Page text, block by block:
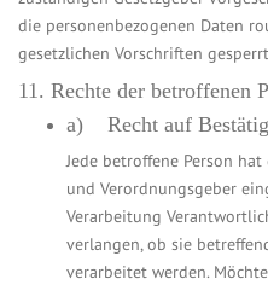
die personenbezogenen Daten
gesetzlichen Vorschriften
11. Rechte der betroffenen
a) Recht auf
Jede betroffene Person
und Verordnungsgeber
Verarbeitung
verlangen, ob sie
verarbeitet werden.